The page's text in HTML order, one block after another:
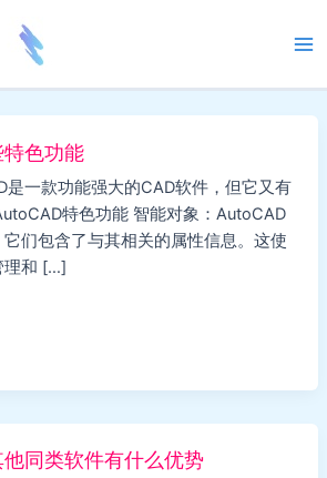
色功能
是一款功能强大的CAD软件，但它又有
特色功能 智能对象：AutoCAD
们包含了与其相关的属性信息。这使
理和 […]
同类软件有什么优势